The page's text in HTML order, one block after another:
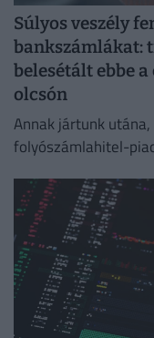
Súlyos veszély
bankszámlákat:
belesétált ebbe
olcsón
Annak jártunk
folyószámlahitel-